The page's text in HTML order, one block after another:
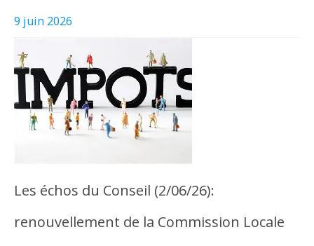
9 juin 2026
Les échos du Conseil (2/06/26):
renouvellement de la Commission Locale